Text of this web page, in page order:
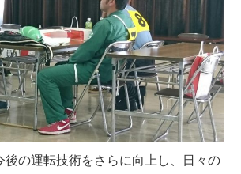
後の運転技術をさらに向上し、日々の